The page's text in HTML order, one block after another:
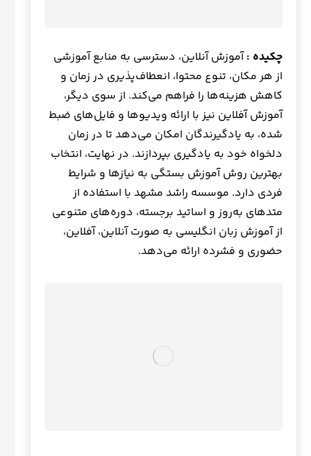
چکیده :آموزش آنلاین، دسترسی به منابع آموزشی
از هر مکان، تنوع محتوا، انعطاف‌پذیری در زمان و
کاهش هزینه‌ها را فراهم می‌کند. از سوی دیگر،
آموزش آفلاین نیز با ارائه ویدیوها و فایل‌های ضبط
شده، به یادگیرندگان امکان می‌دهد تا در زمان
دلخواه خود به یادگیری بپردازند. در نهایت، انتخاب
بهترین روش آموزش بستگی به نیازها و شرایط
فردی دارد. موسسه راشد مشهد با استفاده از
متدهای به‌روز و اساتید برجسته، دوره‌های متنوعی
از آموزش زبان انگلیسی به صورت آنلاین، آفلاین،
حضوری و فشرده ارائه می‌دهد.